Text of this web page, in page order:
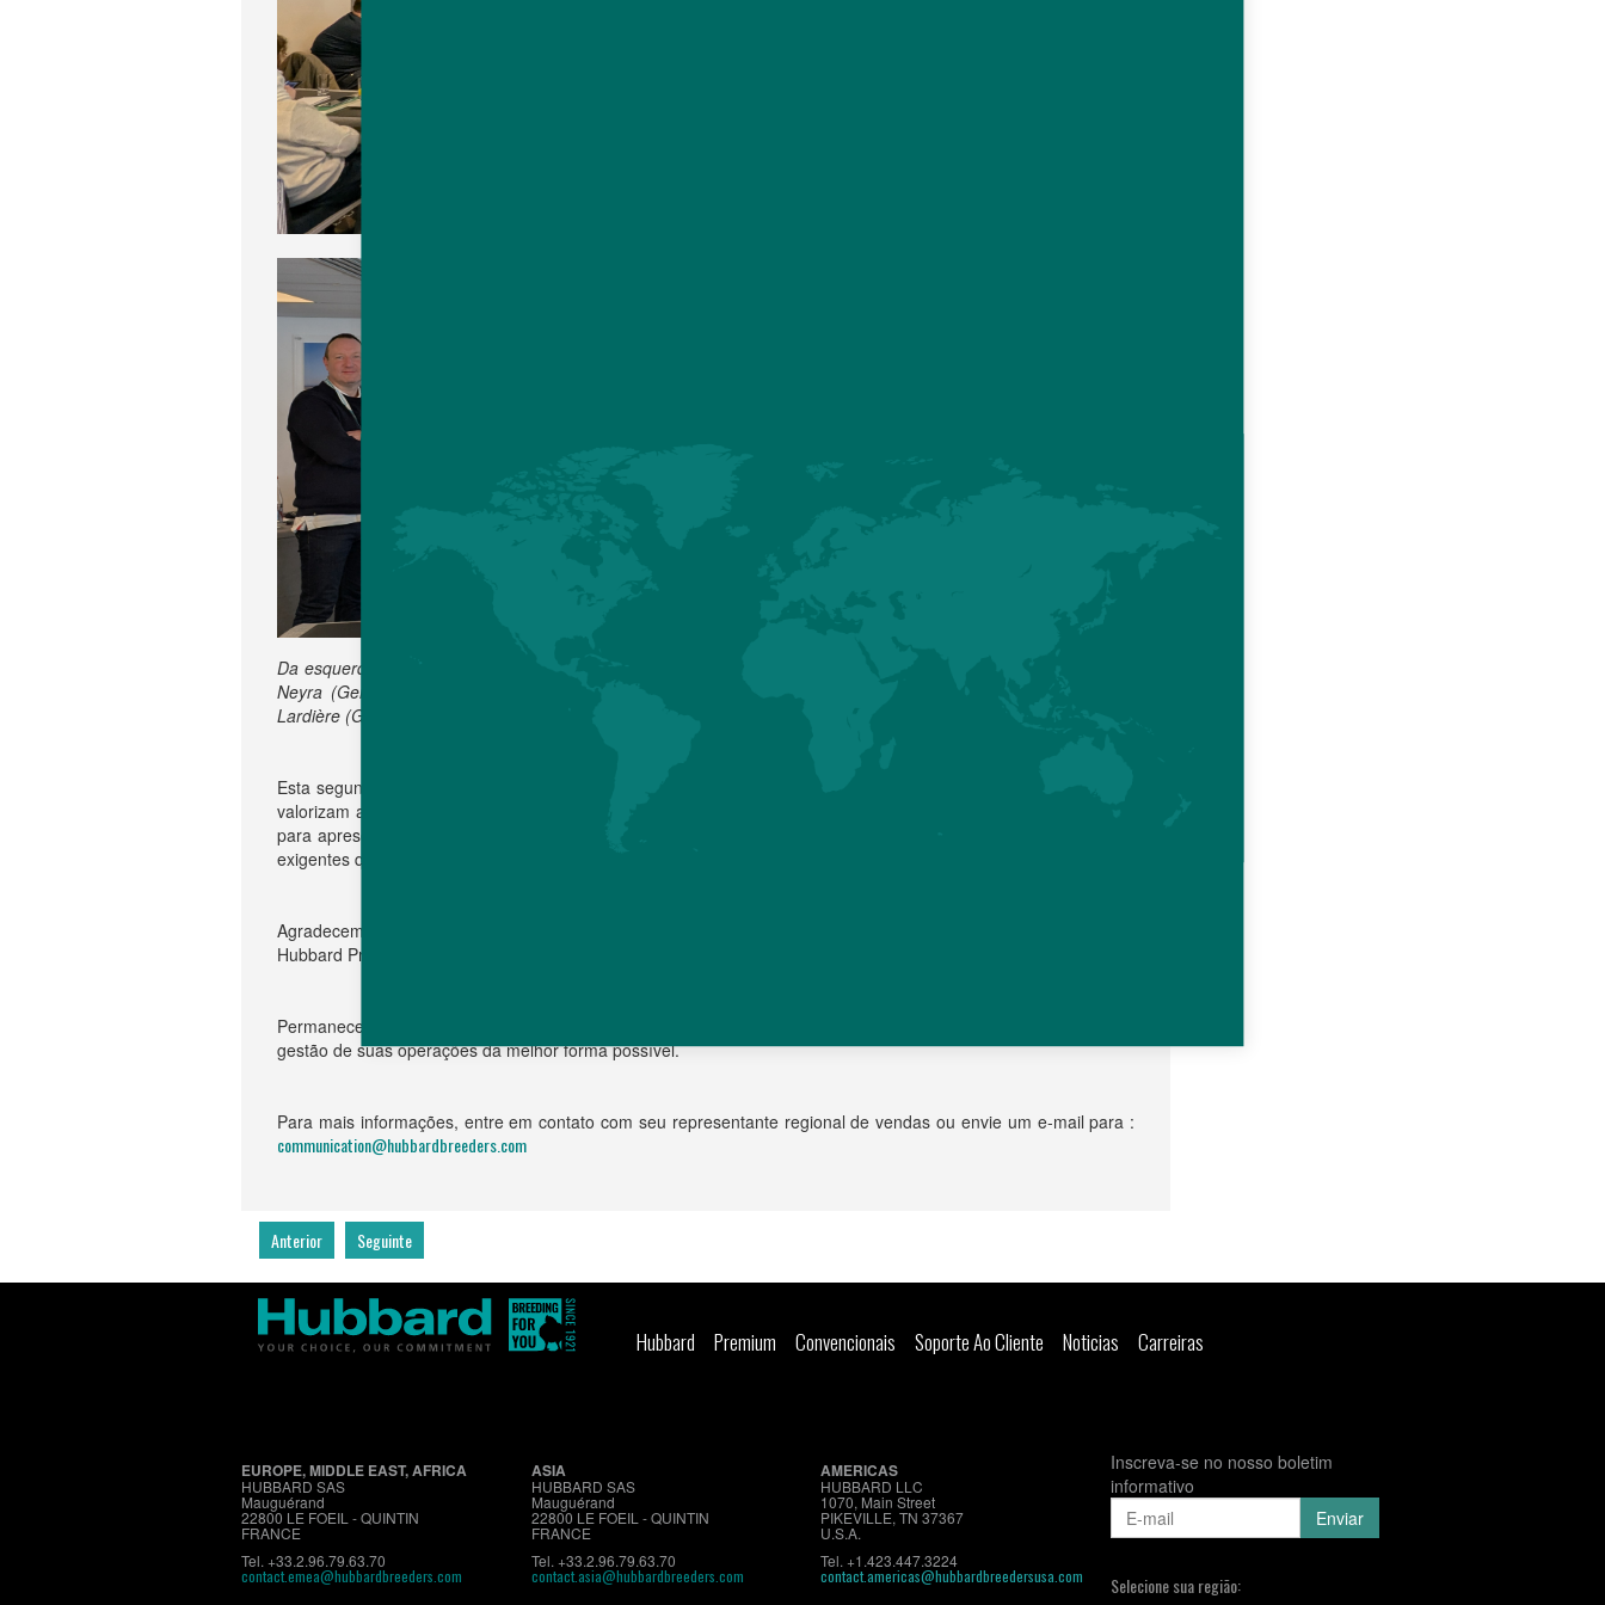
Da esquerda para a direita: Frédéric Fagnoul (Diretor de P&D), Victor Lesigne (Gerente Técnico EMEA), Nicolas
Neyra (Gerente de Vendas França), Jean-Luc Martin (Tell-Elevage), Céline Le Coq (Comunicação), Mathieu
Lardière (Gerente de Transferência de Tecnologia) e Emeric Denieul (Gerente de Produtos Premium).
Esta segunda edição reuniu nada menos que 48 participantes de todo o país. Um encontro de profissionais que
valorizam a oportunidade de se reunir com a equipe da Hubbard. Além disso, constitui uma plataforma valiosa
para apresentar novas gerações de técnicos e compartilhar com eles a riqueza e os desafios de profissões tão
exigentes quanto gratificantes.
Agradecemos sinceramente a todos os participantes pela forte presença e por tornarem estas “Rencontres
Hubbard Premium” um sucesso.
Permanecendo à sua disposição, a equipe de Suporte ao Cliente da Hubbard está pronta para auxiliá-lo na
gestão de suas operações da melhor forma possível.
Para mais informações, entre em contato com seu representante regional de vendas ou envie um e-mail para :
communication@hubbardbreeders.com
Anterior Seguinte
Hubbard Premium Convencionais Soporte Ao Cliente Noticias Carreiras
EUROPE, MIDDLE EAST, AFRICA
HUBBARD SAS
Mauguérand
22800 LE FOEIL - QUINTIN
FRANCE
Tel. +33.2.96.79.63.70
contact.emea@hubbardbreeders.com
ASIA
HUBBARD SAS
Mauguérand
22800 LE FOEIL - QUINTIN
FRANCE
Tel. +33.2.96.79.63.70
contact.asia@hubbardbreeders.com
AMERICAS
HUBBARD LLC
1070, Main Street
PIKEVILLE, TN 37367
U.S.A.
Tel. +1.423.447.3224
contact.americas@hubbardbreedersusa.com
Inscreva-se no nosso boletim
informativo
Selecione sua região: